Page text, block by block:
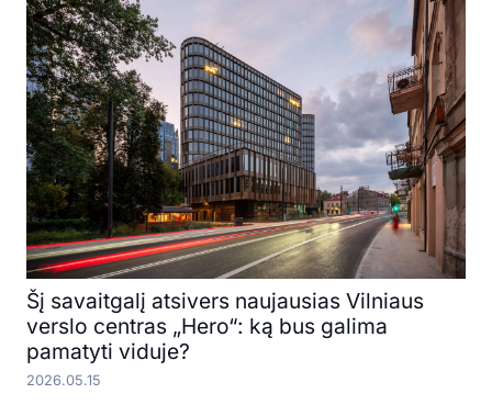
Šį savaitgalį atsivers naujausias Vilniaus
verslo centras „Hero“: ką bus galima
pamatyti viduje?
2026.05.15